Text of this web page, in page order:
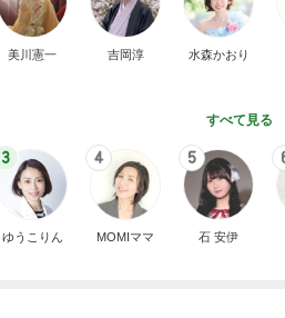
美川憲一 吉岡淳 水森かおり
すべて見る
3
ゆうこりん
4
MOMIママ
5
石 安伊